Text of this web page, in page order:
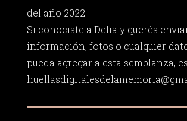
del año 2022.
Si conociste a Delia y querés
información, fotos o cualquier
pueda agregar a esta semblanza,